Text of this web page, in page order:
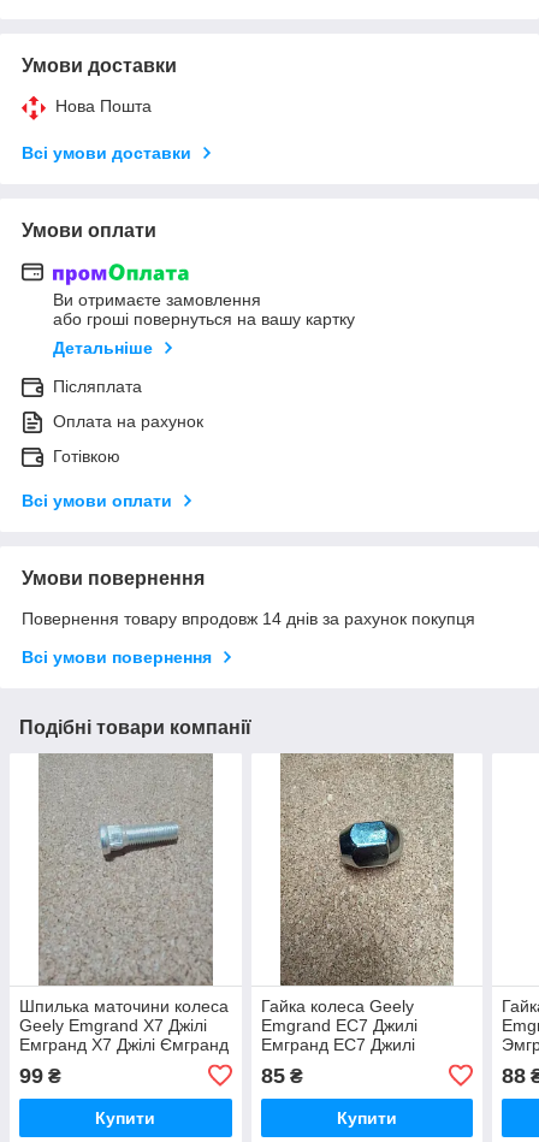
Умови доставки
Нова Пошта
Всі умови доставки
Умови оплати
Ви отримаєте замовлення
або гроші повернуться на вашу картку
Детальніше
Післяплата
Оплата на рахунок
Готівкою
Всі умови оплати
Умови повернення
Повернення товару впродовж 14 днів за рахунок покупця
Всі умови повернення
Подібні товари компанії
Шпилька маточини колеса
Geely Emgrand X7 Джілі
Емгранд Х7 Джілі Ємгранд
99 ₴
Купити
Гайка колеса Geely
Emgrand EC7 Джилі
Емгранд ЕС7 Джилі
85₴
Купити
88